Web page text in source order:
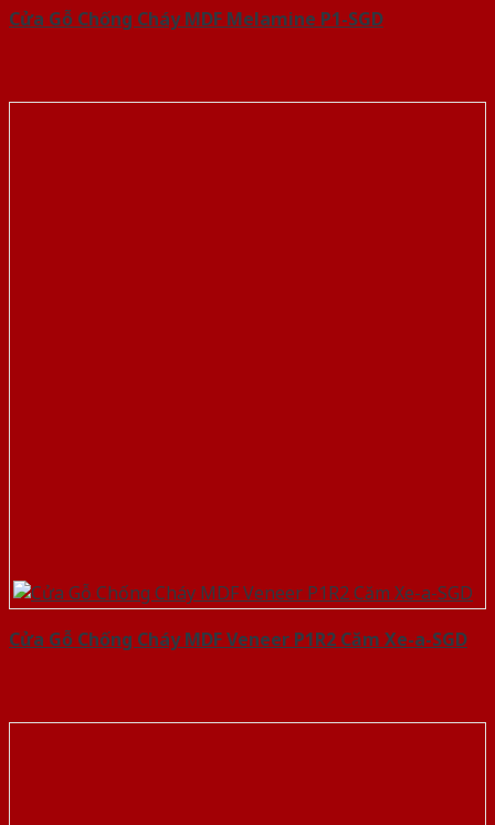
Cửa Gỗ Chống Cháy MDF Melamine P1-SGD
Cửa Gỗ Chống Cháy MDF Veneer P1R2 Căm Xe-a-SGD